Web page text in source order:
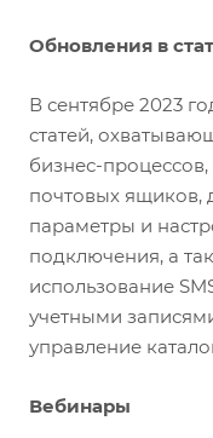
Обновления в
В сентябре 2023
статей,
бизнес-
почтовых ящиков,
параметры и
подключения, а
использование
учетными
управление
Вебинары